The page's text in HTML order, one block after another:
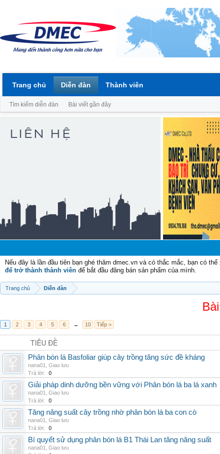
Nếu đây là lần đầu tiên bạn ghé thăm dmec.vn và có thắc mắc, bạn có
để trở thành thành viên để bắt đầu đăng bán sản phẩm của mình.
Trang chủ Diễn đàn
1 2 3 4 5 6 → 10 Tiếp >
TIÊU ĐỀ
Phân bón lá Basfoliar giúp cây trồng tăng sức đề kháng
nana01
Giao lưu
Trả lời:
0
Giải pháp dinh dưỡng bền vững với Phân bón lá ba lá xanh
nana01
Giao lưu
Trả lời:
0
Tăng năng suất cây trồng nhờ phân bón lá ba con cò
nana01
Giao lưu
Trả lời:
0
Bí quyết sử dụng phân bón lá B1 Thái Lan tăng năng suất
nana01
Giao lưu
Trang chủ Diễn đàn
Tìm kiếm diễn đàn Bài viết gần đây
Thành viên